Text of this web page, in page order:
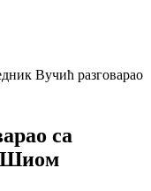
Вучић разговарао
са
Шиом